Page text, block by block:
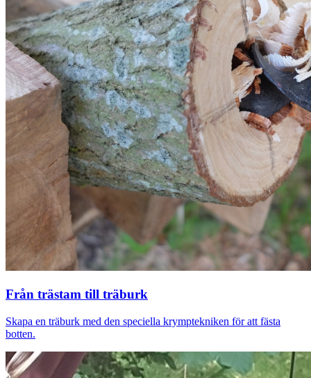
Från trästam till träburk
Skapa en träburk med den speciella krymptekniken för att fästa
botten.